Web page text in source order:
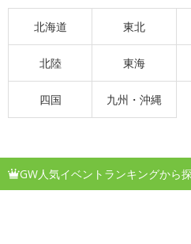
北海道 東北
北陸 東海
四国 九州・沖縄
GW人気イベントランキングから